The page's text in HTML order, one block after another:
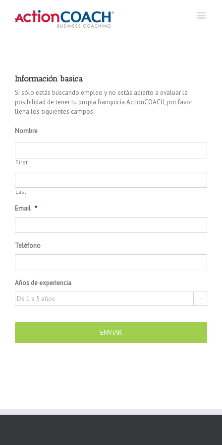
Información basica
Si sólo estás buscando empleo y no estás abierto a evaluar la
posibilidad de tener tu propia franquicia ActionCOACH, por favor
llena los siguientes campos:
Nombre
First
Last
Email *
Teléfono
Años de experiencia
